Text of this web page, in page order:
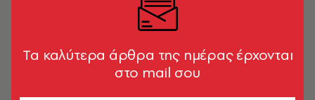
Και μια συνταγή από τη φημισμένη ψαροταβέρνα της
Greek Gastronomy Guide / Γιώργος
Tα καλύτερα άρθρα της ημέρας έρχονται
στο mail σου